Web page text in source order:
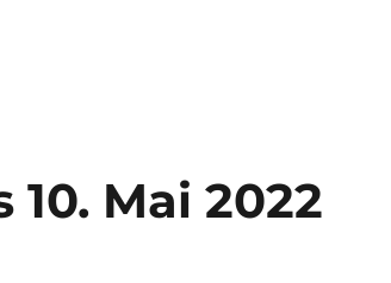
Mai 2022